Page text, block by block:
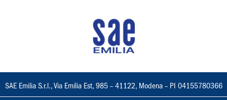
SAE Emilia S.r.l., Via Emilia Est, 985 – 41122, Modena – PI 04155780366